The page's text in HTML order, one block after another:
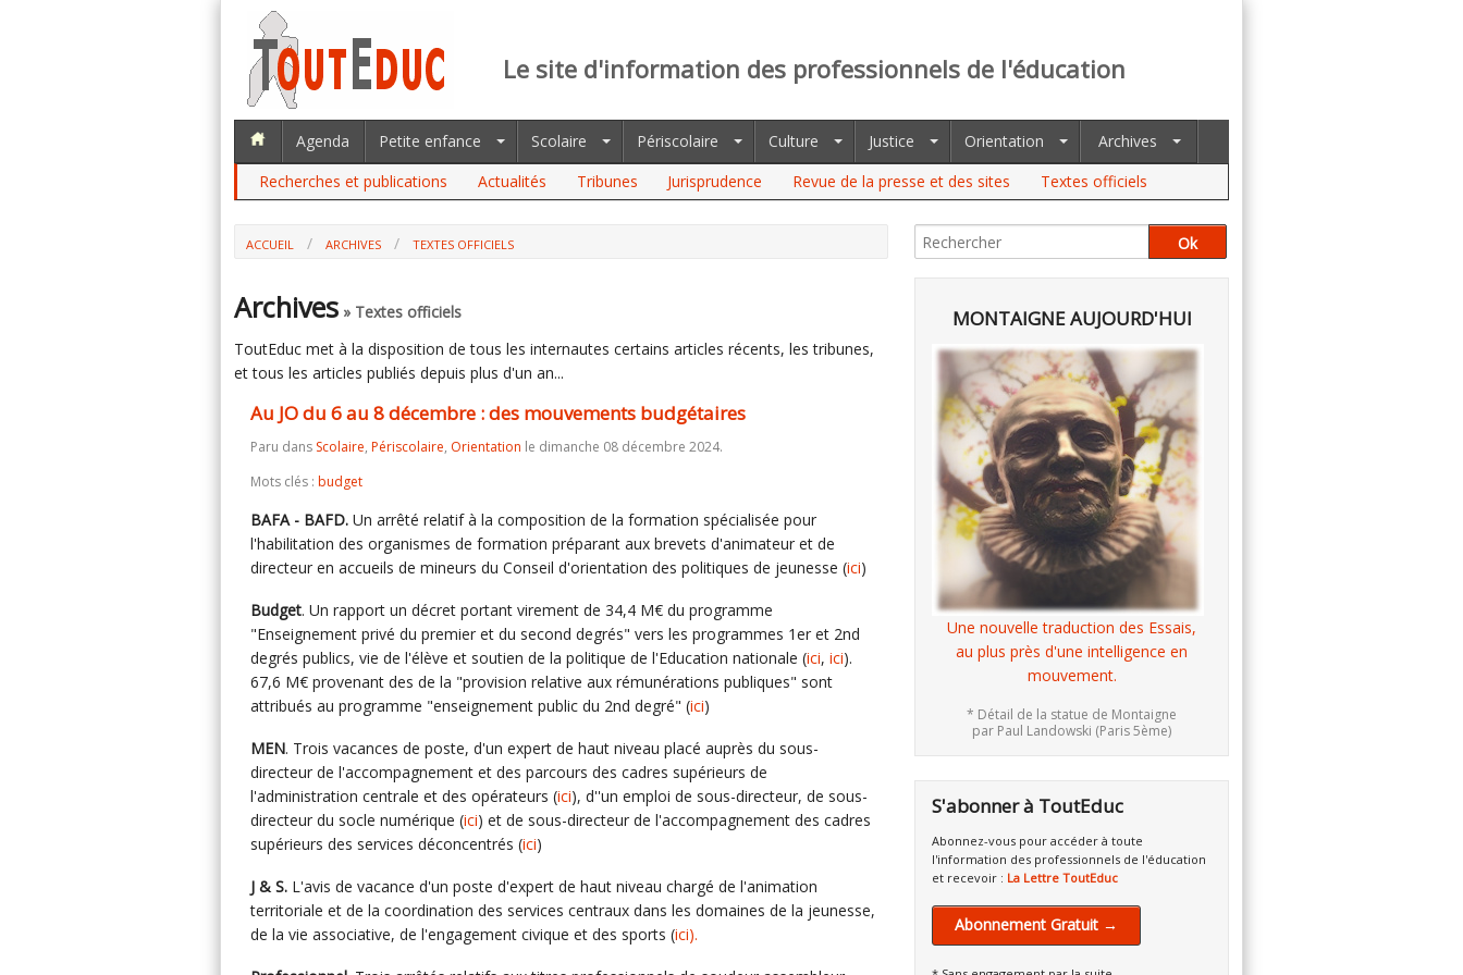
Le site d'information des professionnels de l'éducation
Agenda Petite enfance Scolaire Périscolaire Culture Justice Orientation
Archives
Recherches et publications
Actualités Tribunes Jurisprudence Revue de la presse et des sites Textes officiels
ACCUEIL ARCHIVES
TEXTES OFFICIELS
Archives » Textes officiels
ToutEduc met à la disposition de tous les internautes certains articles récents, les tribunes,
et tous les articles publiés depuis plus d'un an...
Au JO du 6 au 8 décembre : des mouvements budgétaires
Paru dans Scolaire, Périscolaire, Orientation le dimanche 08 décembre 2024.
Mots clés : budget
BAFA - BAFD. Un arrêté relatif à la composition de la formation spécialisée pour
l'habilitation des organismes de formation préparant aux brevets d'animateur et de
directeur en accueils de mineurs du Conseil d'orientation des politiques de jeunesse (ici)
Budget. Un rapport un décret portant virement de 34,4 M€ du programme
"Enseignement privé du premier et du second degrés" vers les programmes 1er et 2nd
degrés publics, vie de l'élève et soutien de la politique de l'Education nationale (ici, ici).
67,6 M€ provenant des de la "provision relative aux rémunérations publiques" sont
attribués au programme "enseignement public du 2nd degré" (ici)
MEN. Trois vacances de poste, d'un expert de haut niveau placé auprès du sous-
directeur de l'accompagnement et des parcours des cadres supérieurs de
l'administration centrale et des opérateurs (ici), d''un emploi de sous-directeur, de sous-
directeur du socle numérique (ici) et de sous-directeur de l'accompagnement des cadres
supérieurs des services déconcentrés (ici)
J & S. L'avis de vacance d'un poste d'expert de haut niveau chargé de l'animation
territoriale et de la coordination des services centraux dans les domaines de la jeunesse,
de la vie associative, de l'engagement civique et des sports (ici).
MONTAIGNE AUJOURD'HUI
Une nouvelle traduction des Essais,
au plus près d'une intelligence en
mouvement.
* Détail de la statue de Montaigne
par Paul Landowski (Paris 5ème)
S'abonner à ToutEduc
Abonnez-vous pour accéder à toute
l'information des professionnels de l'éducation
et recevoir : La Lettre ToutEduc
Abonnement Gratuit →